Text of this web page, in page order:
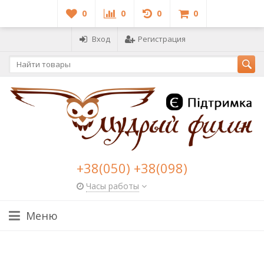
0 0 0 0
Вход Регистрация
+38(050) +38(098)
Часы работы
Меню